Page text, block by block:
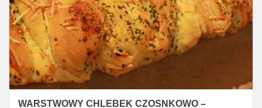
WARSTWOWY CHLEBEK CZOSNKOWO –